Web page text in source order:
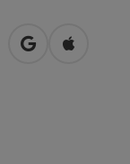
in Googlein Apple